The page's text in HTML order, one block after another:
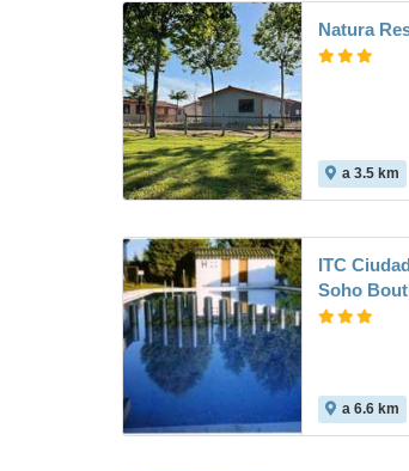
Natura
a 3.5 km
ITC
Soho
a 6.6 km